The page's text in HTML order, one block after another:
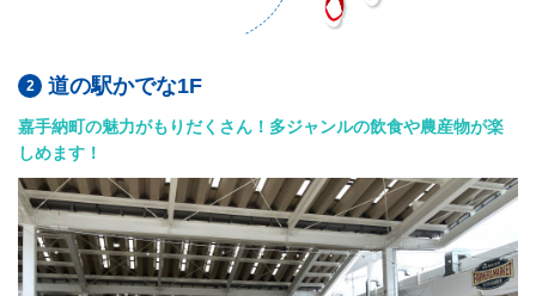
道の駅かでな1F
嘉手納町の魅力がもりだくさん！多ジャンルの飲食や農産物が楽
しめます！